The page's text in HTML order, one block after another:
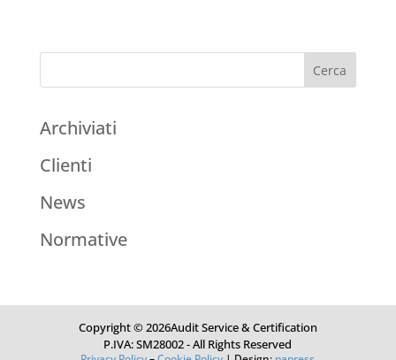
Archiviati
Clienti
News
Normative
Copyright © 2026Audit Service & Certification
P.IVA: SM28002 - All Rights Reserved